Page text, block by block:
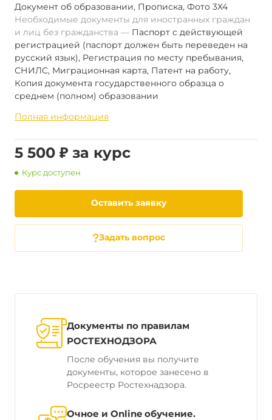
Документ об образовании, Прописка, Фото 3Х4
Необходимые документы для иностранных граждан
и лиц без гражданства
Паспорт с действующей
регистрацией (паспорт должен быть переведен на
русский язык), Регистрация по месту пребывания,
СНИЛС, Миграционная карта, Патент на работу,
Копия документа государственного образца о
среднем (полном) образовании
Полная информация
5 500 ₽ за курс
Курс доступен
Оставить заявку
Задать вопрос
Документы по правилам
РОСТЕХНОДЗОРА
После обучения вы получите
документы, которое занесено в
Росреестр Ростехнадзора.
Очное и Online обучение.